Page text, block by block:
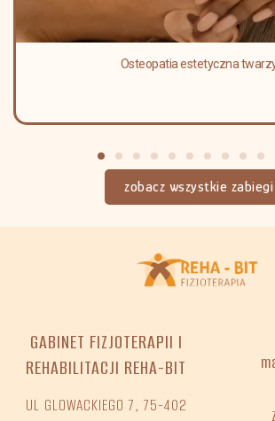
Osteopatia estetyczna
zobacz wszystkie zabiegi
GABINET FIZJOTERAPII I
REHABILITACJI REHA-BIT
UL GLOWACKIEGO 7, 75-402